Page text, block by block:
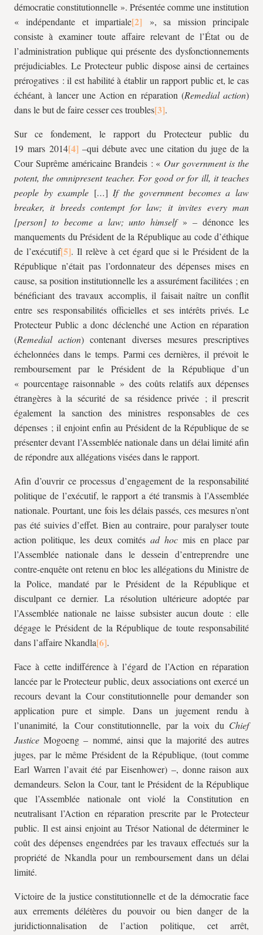
démocratie constitutionnelle ». Présentée comme une institution
« indépendante et impartiale
», sa mission principale
consiste à examiner toute affaire relevant de l’État ou de
l’administration publique qui présente des dysfonctionnements
préjudiciables. Le Protecteur public dispose ainsi de certaines
prérogatives : il est habilité à établir un rapport public et, le cas
échéant, à lancer une Action en réparation (Remedial action)
dans le but de faire cesser ces troubles
.
Sur ce fondement, le rapport du Protecteur public du
19 mars 2014
–qui débute avec une citation du juge de la
Cour Suprême américaine Brandeis : « Our government is the
potent, the omnipresent teacher. For good or for ill, it teaches
people by example […] If the government becomes a law
breaker, it breeds contempt for law; it invites every man
[person] to become a law; unto himself »–dénonce les
manquements du Président de la République au code d’éthique
de l’exécutif
. Il relève à cet égard que si le Président de la
République n’était pas l’ordonnateur des dépenses mises en
cause, sa position institutionnelle les a assurément facilitées ; en
bénéficiant des travaux accomplis, il faisait naître un conflit
entre ses responsabilités officielles et ses intérêts privés. Le
Protecteur Public a donc déclenché une Action en réparation
(Remedial action) contenant diverses mesures prescriptives
échelonnées dans le temps. Parmi ces dernières, il prévoit le
remboursement par le Président de la République d’un
« pourcentage raisonnable » des coûts relatifs aux dépenses
étrangères à la sécurité de sa résidence privée ; il prescrit
également la sanction des ministres responsables de ces
dépenses ; il enjoint enfin au Président de la République de se
présenter devant l’Assemblée nationale dans un délai limité afin
de répondre aux allégations visées dans le rapport.
Afin d’ouvrir ce processus d’engagement de la responsabilité
politique de l’exécutif, le rapport a été transmis à l’Assemblée
nationale. Pourtant, une fois les délais passés, ces mesures n’ont
pas été suivies d’effet. Bien au contraire, pour paralyser toute
action politique, les deux comités ad hoc mis en place par
l’Assemblée nationale dans le dessein d’entreprendre une
contre-enquête ont retenu en bloc les allégations du Ministre de
la Police, mandaté par le Président de la République et
disculpant ce dernier. La résolution ultérieure adoptée par
l’Assemblée nationale ne laisse subsister aucun doute : elle
dégage le Président de la République de toute responsabilité
dans l’affaire Nkandla
.
Face à cette indifférence à l’égard de l’Action en réparation
lancée par le Protecteur public, deux associations ont exercé un
recours devant la Cour constitutionnelle pour demander son
application pure et simple. Dans un jugement rendu à
l’unanimité,la Cour constitutionnelle, par la voix du Chief
Justice Mogoeng – nommé, ainsi que la majorité des autres
juges, par le même Président de la République, (tout comme
Earl Warren l’avait été par Eisenhower) –, donne raison aux
demandeurs. Selon la Cour, tant le Président de la République
que l’Assemblée nationale ont violé la Constitution en
neutralisant l’Action en réparation prescrite par le Protecteur
public. Il est ainsi enjoint au Trésor National de déterminer le
coût des dépenses engendrées par les travaux effectués sur la
propriété de Nkandla pour un remboursement dans un délai
limité.
Victoire de la justice constitutionnelle et de la démocratie face
aux errements délétères du pouvoir ou bien danger de la
juridictionnalisation de l’action politique, cet arrêt,